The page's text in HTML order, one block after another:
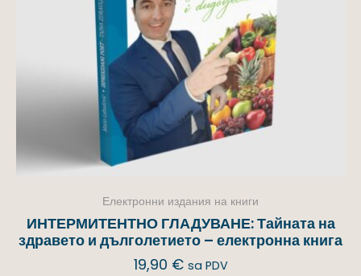
Електронни издания на книги
ИНТЕРМИТЕНТНО ГЛАДУВАНЕ: Тайната на
здравето и дълголетието – електронна книга
19,90 € sa PDV